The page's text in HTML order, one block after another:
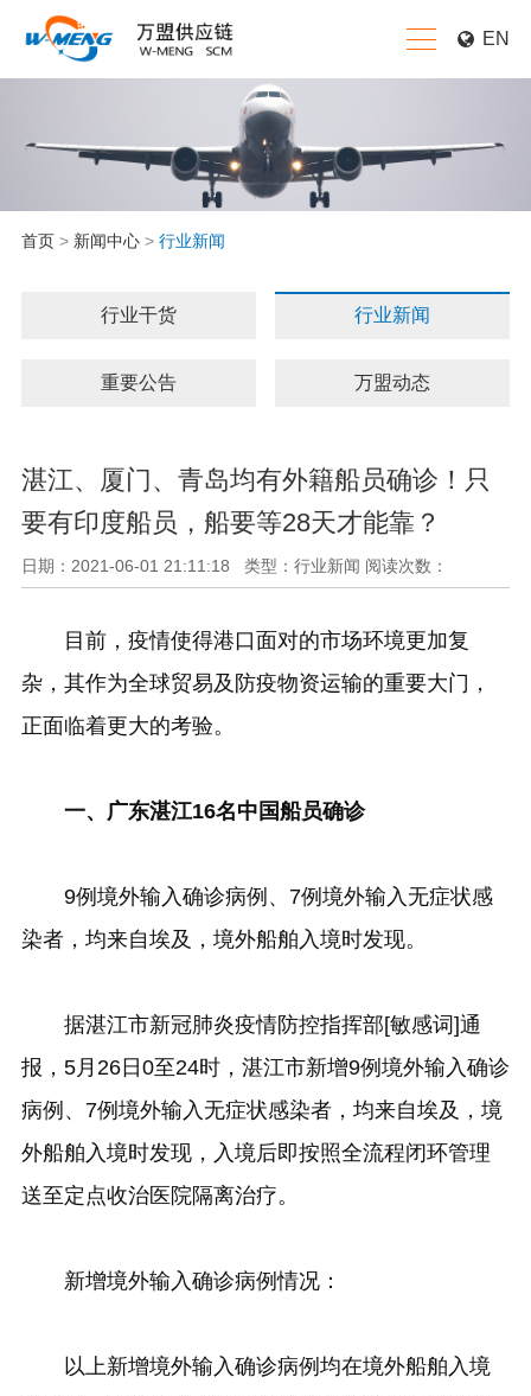
EN
首页> 新闻中心> 行业新闻
行业干货 行业新闻
重要公告 万盟动态
湛江、厦门、青岛均有外籍船员确诊！只
要有印度船员，船要等28天才能靠？
日期：2021-06-01 21:11:18 类型：行业新闻 阅读次数：
目前，疫情使得港口面对的市场环境更加复
杂，其作为全球贸易及防疫物资运输的重要大门，
正面临着更大的考验。
一、广东湛江16名中国船员确诊
9例境外输入确诊病例、7例境外输入无症状感
染者，均来自埃及，境外船舶入境时发现。
据湛江市新冠肺炎疫情防控指挥部[敏感词]通
报，5月26日0至24时，湛江市新增9例境外输入确诊
病例、7例境外输入无症状感染者，均来自埃及，境
外船舶入境时发现，入境后即按照全流程闭环管理
送至定点收治医院隔离治疗。
新增境外输入确诊病例情况：
以上新增境外输入确诊病例均在境外船舶入境